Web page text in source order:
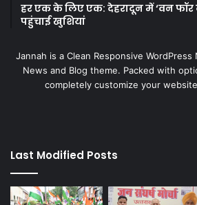
हर एक के लिए एक: देहरादून में ‘वन
पहुंचाई खुशियां
Jannah is a Clean Responsive
News and Blog theme. Packed with
completely customize your
Last Modified Posts